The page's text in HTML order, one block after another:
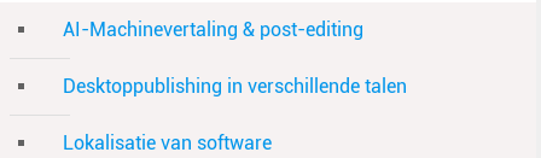
AI-Machinevertaling & post-editing
Desktoppublishing in verschillende talen
Lokalisatie van software